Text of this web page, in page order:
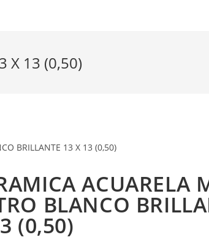
X 13 (0,50)
BRILLANTE 13 X 13 (0,50)
ACUARELA
BLANCO
(0,50)